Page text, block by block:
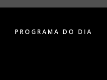
PROGRAMA DO DIA